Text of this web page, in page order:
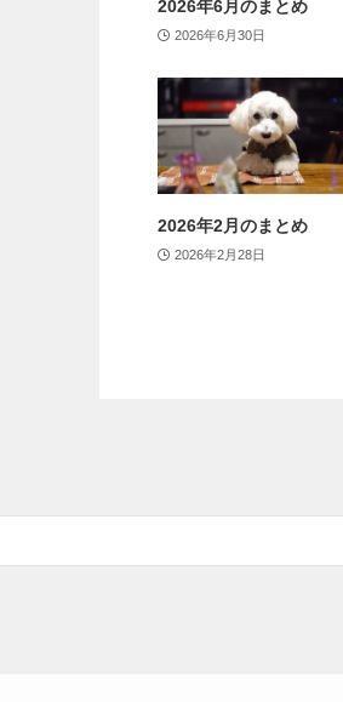
2026年6月のまとめ
2026年6月30日
2026年2月のまとめ
2026年2月28日